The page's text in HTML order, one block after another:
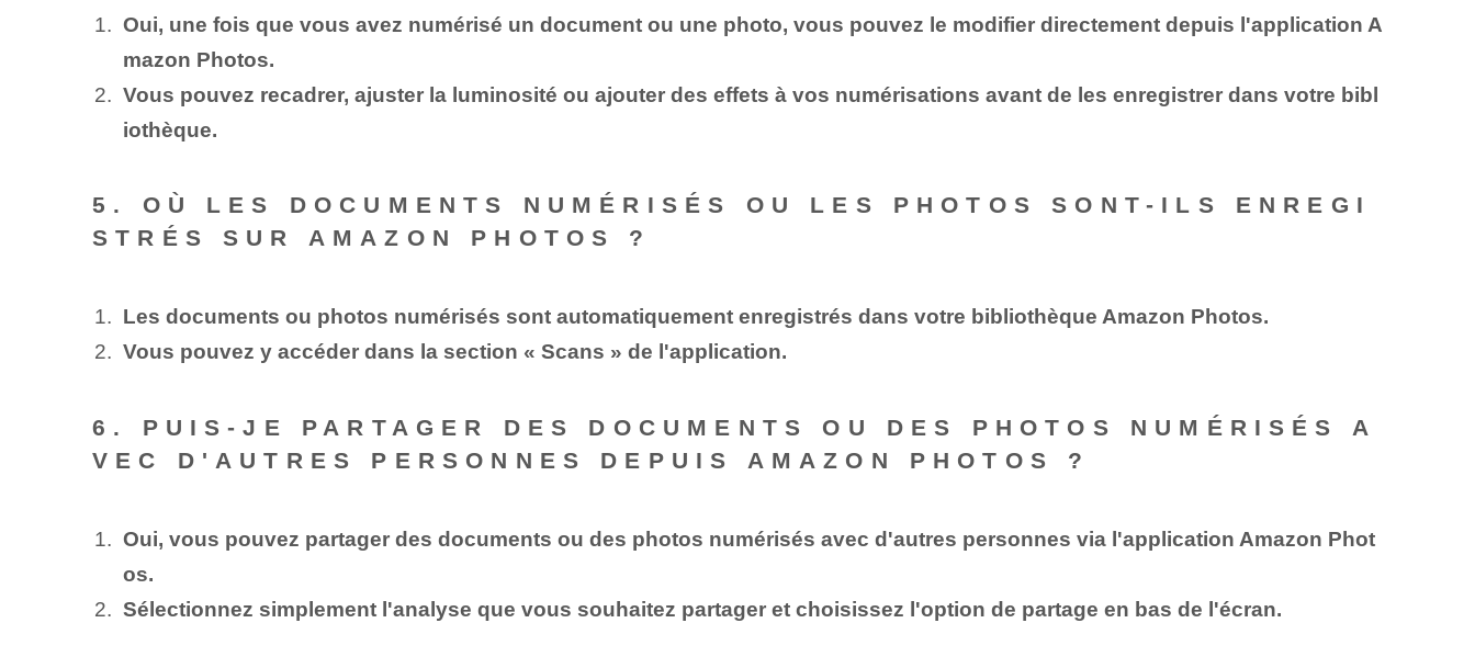
Oui, une fois que vous avez numérisé un document ou une photo, vous pouvez le modifier directement depuis l'application A
mazon Photos.
Vous pouvez recadrer, ajuster la luminosité ou ajouter des effets à vos numérisations avant de les enregistrer dans votre bibl
iothèque.
5. OÙ LES DOCUMENTS NUMÉRISÉS OU LES PHOTOS SONT-ILS ENREGI
STRÉS SUR AMAZON PHOTOS ?
Les documents ou photos numérisés sont automatiquement enregistrés dans votre bibliothèque Amazon Photos.
Vous pouvez y accéder dans la section « Scans » de l'application.
6. PUIS-JE PARTAGER DES DOCUMENTS OU DES PHOTOS NUMÉRISÉS A
VEC D'AUTRES PERSONNES DEPUIS AMAZON PHOTOS ?
Oui, vous pouvez partager des documents ou des photos numérisés avec d'autres personnes via l'application Amazon Phot
os.
Sélectionnez simplement l'analyse que vous souhaitez partager et choisissez l'option de partage en bas de l'écran.